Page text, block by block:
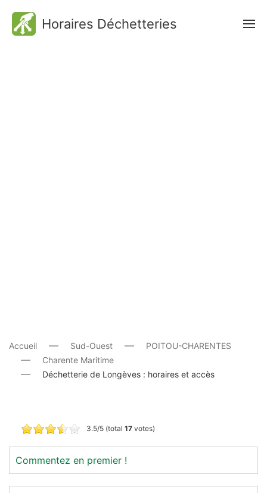
Horaires Déchetteries
Accueil Sud-Ouest
POITOU-CHARENTES
Charente Maritime
Déchetterie de Longèves : horaires et accès
3.5/5 (total 17 votes)
Commentez en premier !